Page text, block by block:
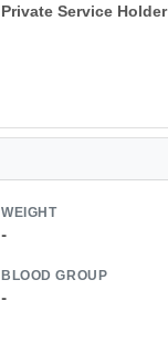
Private Service Holder
WEIGHT
-
BLOOD GROUP
-